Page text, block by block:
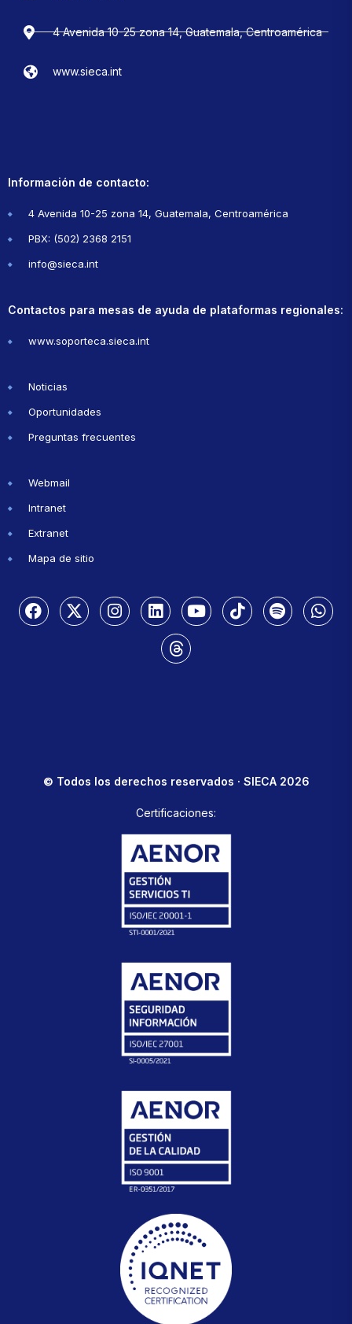
4 Avenida 10-25 zona 14, Guatemala, Centroamérica
www.sieca.int
Información de contacto:
4 Avenida 10-25 zona 14, Guatemala, Centroamérica
PBX: (502) 2368 2151
info@sieca.int
Contactos para mesas de ayuda de plataformas regionales:
www.soporteca.sieca.int
Noticias
Oportunidades
Preguntas frecuentes
Webmail
Intranet
Extranet
Mapa de sitio
© Todos los derechos reservados · SIECA 2026
Certificaciones: